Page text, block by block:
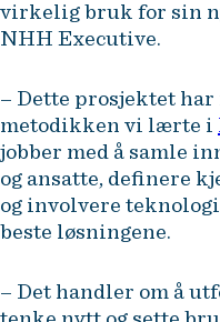
virkelig bruk for sin
NHH Executive.
– Dette prosjektet
metodikken vi lærte i
jobber med å samle
og ansatte, definere
og involvere
beste løsningene.
– Det handler om å